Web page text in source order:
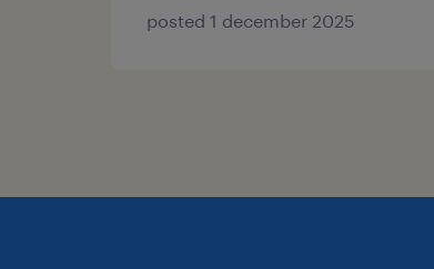
posted 1 december 2025